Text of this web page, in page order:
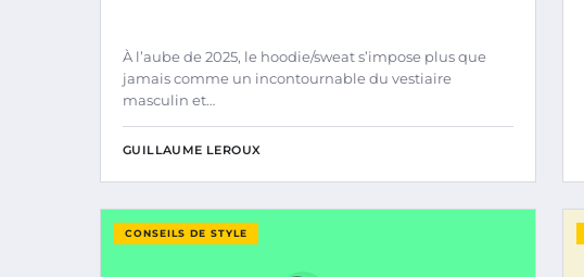
À l’aube de 2025, le hoodie/sweat s’impose plus que
jamais comme un incontournable du vestiaire
masculin et…
GUILLAUME LEROUX
CONSEILS DE STYLE